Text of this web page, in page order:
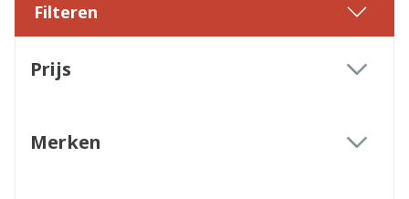
Filteren
Prijs
Merken